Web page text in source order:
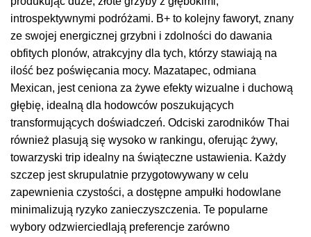
introspektywnymi podróżami. B+ to kolejny faworyt, znany
ze swojej energicznej grzybni i zdolności do dawania
obfitych plonów, atrakcyjny dla tych, którzy stawiają na
ilość bez poświęcania mocy. Mazatapec, odmiana
Mexican, jest ceniona za żywe efekty wizualne i duchową
głębię, idealną dla hodowców poszukujących
transformujących doświadczeń. Odciski zarodników Thai
również plasują się wysoko w rankingu, oferując żywy,
towarzyski trip idealny na świąteczne ustawienia. Każdy
szczep jest skrupulatnie przygotowywany w celu
zapewnienia czystości, a dostępne ampułki hodowlane
minimalizują ryzyko zanieczyszczenia. Te popularne
wybory odzwierciedlają preferencje zarówno